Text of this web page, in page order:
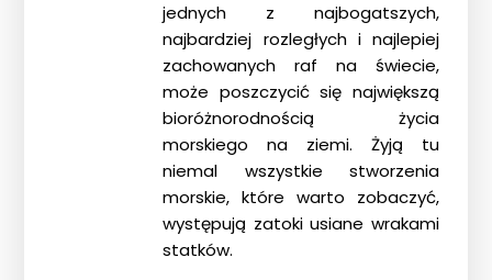
jednych z najbogatszych,
najbardziej rozległych i najlepiej
zachowanych raf na świecie,
może poszczycić się największą
bioróżnorodnością życia
morskiego na ziemi. Żyją tu
niemal wszystkie stworzenia
morskie, które warto zobaczyć,
występują zatoki usiane wrakami
statków.